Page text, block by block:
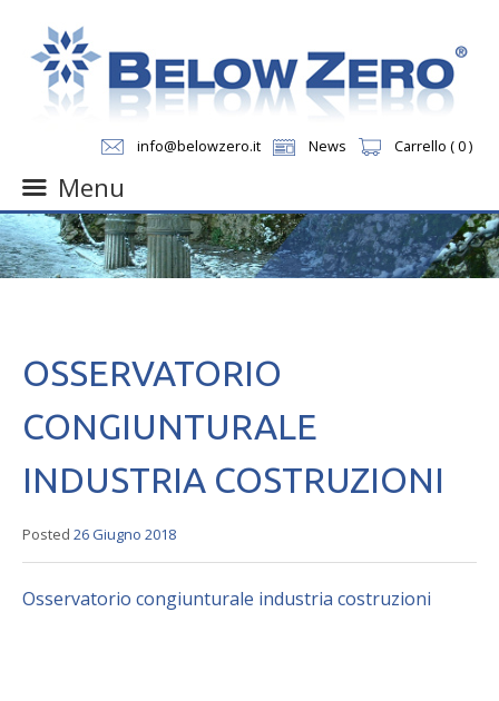
info@belowzero.it News Carrello ( 0 )
Menu
Skip
to
content
OSSERVATORIO
CONGIUNTURALE
INDUSTRIA COSTRUZIONI
Posted 26 Giugno 2018
Osservatorio congiunturale industria costruzioni